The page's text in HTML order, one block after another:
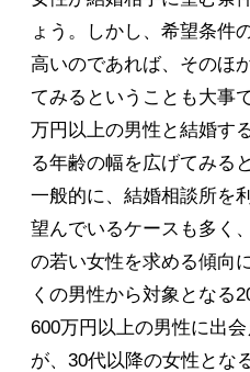
ょう。しかし、希望条件
高いのであれば、そのほ
てみるということも大事
万円以上の男性と結婚す
る年齢の幅を広げてみる
一般的に、結婚相談所を
望んでいるケースも多く
の若い女性を求める傾向
くの男性から対象となる
600万円以上の男性に出
が、30代以降の女性とな